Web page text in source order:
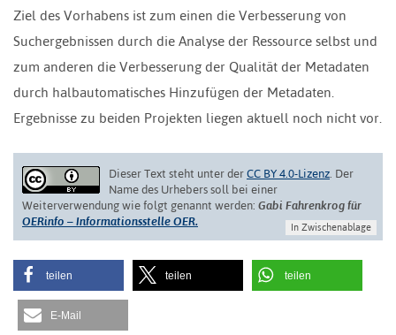
Ziel des Vorhabens ist zum einen die Verbesserung von
Suchergebnissen durch die Analyse der Ressource selbst und
zum anderen die Verbesserung der Qualität der Metadaten
durch halbautomatisches Hinzufügen der Metadaten.
Ergebnisse zu beiden Projekten liegen aktuell noch nicht vor.
Dieser Text steht unter der CC BY 4.0-Lizenz . Der
Name des Urhebers soll bei einer
Weiterverwendung wie folgt genannt werden: Gabi Fahrenkrog für
OERinfo – Informationsstelle OER.
In Zwischenablage
teilen teilen teilen
E-Mail